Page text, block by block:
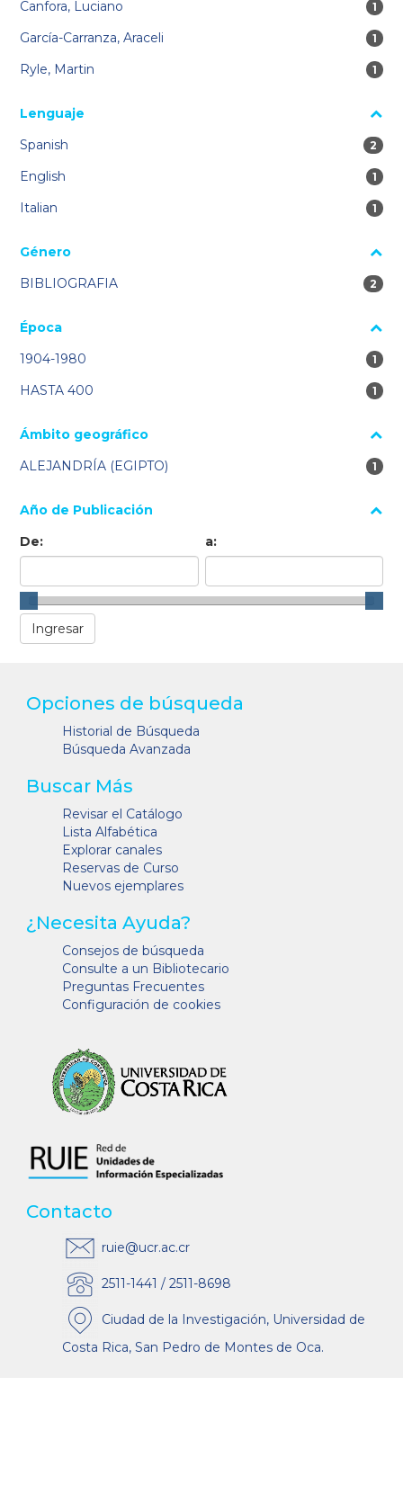
Canfora, Luciano 1
1
García-Carranza, Araceli 1
1
Ryle, Martin 1
1
Lenguaje
Spanish
2
2
English 1
1
Italian 1
1
Género
BIBLIOGRAFIA
2
2
Época
1904-1980
1
1
HASTA 400 1
1
Ámbito geográfico
ALEJANDRÍA (EGIPTO)
1
1
Año de Publicación
De:
a:
Opciones de búsqueda
Historial de Búsqueda
Búsqueda Avanzada
Buscar Más
Revisar el Catálogo
Lista Alfabética
Explorar canales
Reservas de Curso
Nuevos ejemplares
¿Necesita Ayuda?
Consejos de búsqueda
Consulte a un Bibliotecario
Preguntas Frecuentes
Configuración de cookies
Contacto
ruie@ucr.ac.cr
2511-1441 / 2511-8698
Ciudad de la Investigación, Universidad de
Costa Rica, San Pedro de Montes de Oca.